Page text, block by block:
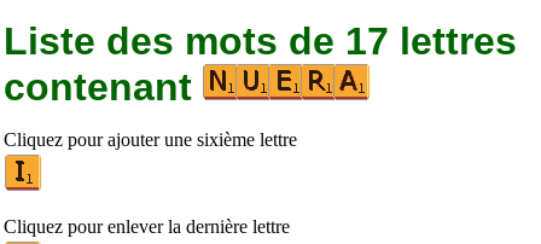
Liste des mots de 17 lettres
contenant
Cliquez pour ajouter une sixième lettre
Cliquez pour enlever la dernière lettre